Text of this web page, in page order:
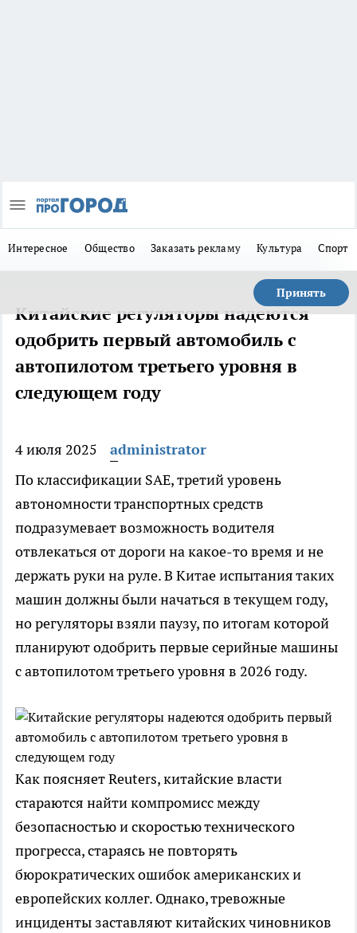
Интересное Общество Заказать рекламу Культура Спорт
Принять
Китайские регуляторы надеются
одобрить первый автомобиль с
автопилотом третьего уровня в
следующем году
4 июля 2025
administrator
По классификации SAE, третий уровень
автономности транспортных средств
подразумевает возможность водителя
отвлекаться от дороги на какое-то время и не
держать руки на руле. В Китае испытания таких
машин должны были начаться в текущем году,
но регуляторы взяли паузу, по итогам которой
планируют одобрить первые серийные машины
с автопилотом третьего уровня в 2026 году.
Как поясняет Reuters, китайские власти
стараются найти компромисс между
безопасностью и скоростью технического
прогресса, стараясь не повторять
бюрократических ошибок американских и
европейских коллег. Однако, тревожные
инциденты заставляют китайских чиновников